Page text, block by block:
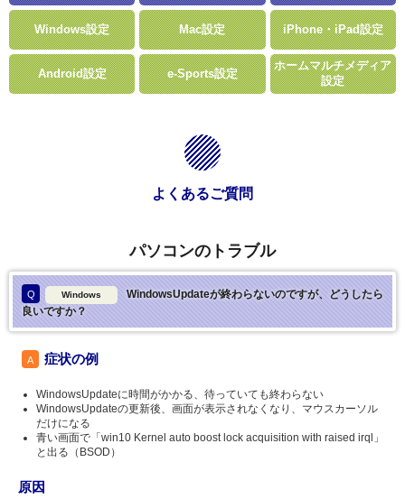
Windows設定 Mac設定 iPhone・iPad設定
Android設定 e-Sports設定
ホームマルチメディア
設定
よくあるご質問
パソコンのトラブル
Q Windows
WindowsUpdateが終わらないのですが、どうしたら
良いですか？
A 症状の例
WindowsUpdateに時間がかかる、待っていても終わらない
WindowsUpdateの更新後、画面が表示されなくなり、マウスカーソル
だけになる
青い画面で「win10 Kernel auto boost lock acquisition with raised irql」
と出る（BSOD）
原因